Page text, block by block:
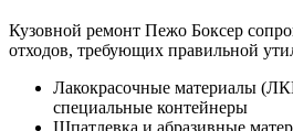
Кузовной ремонт Пежо Боксер
отходов, требующих правильной
Лакокрасочные материалы
специальные контейнеры
Шпатлевка и абразивные